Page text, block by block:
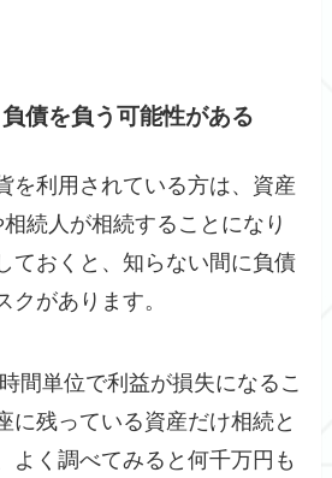
債を負う可能性がある
を利用されている方は、資産
続人が相続することになり
ておくと、知らない間に負債
クがあります。
間単位で利益が損失になるこ
に残っている資産だけ相続と
よく調べてみると何千万円も